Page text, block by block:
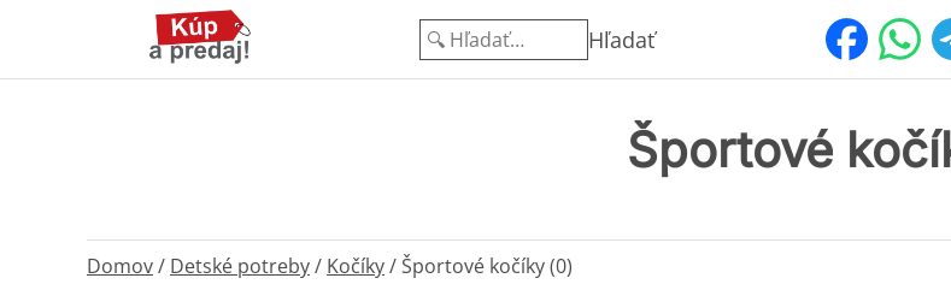
Hľadať
Športové
Domov/ Detské potreby/ Kočíky/Športové kočíky (0)